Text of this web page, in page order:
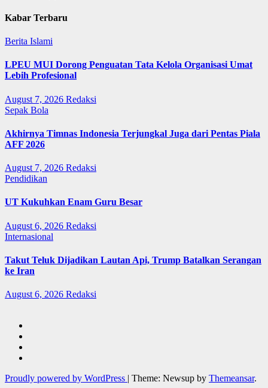
Kabar Terbaru
Berita Islami
LPEU MUI Dorong Penguatan Tata Kelola Organisasi Umat
Lebih Profesional
August 7, 2026 Redaksi
Sepak Bola
Akhirnya Timnas Indonesia Terjungkal Juga dari Pentas Piala
AFF 2026
August 7, 2026 Redaksi
Pendidikan
UT Kukuhkan Enam Guru Besar
August 6, 2026 Redaksi
Internasional
Takut Teluk Dijadikan Lautan Api, Trump Batalkan Serangan
ke Iran
August 6, 2026 Redaksi
Proudly powered by WordPress | Theme: Newsup by Themeansar.